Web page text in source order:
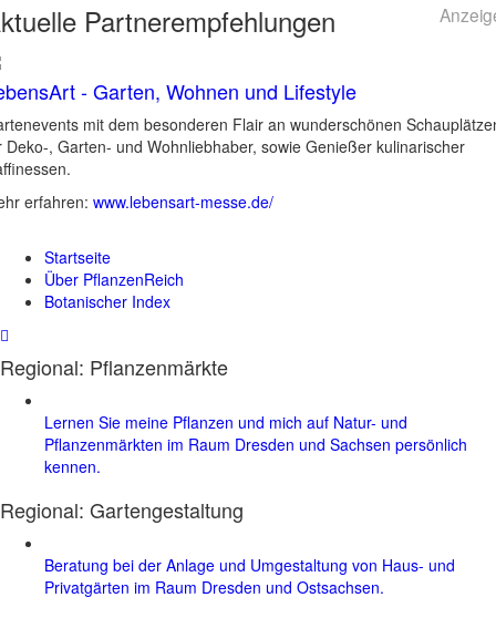
Partnerempfehlungen
- Garten, Wohnen und Lifestyle
mit dem besonderen Flair an wunderschönen
Deko-, Garten- und Wohnliebhaber, sowie Genießer kulinarischer
erfahren: www.lebensart-messe.de/
Startseite
Über PflanzenReich
Botanischer Index
Regional: Pflanzenmärkte
Lernen Sie meine Pflanzen und mich auf Natur- und
Pflanzenmärkten im Raum Dresden und Sachsen persönlich
kennen.
Regional: Gartengestaltung
Beratung bei der Anlage und Umgestaltung von Haus- und
Privatgärten im Raum Dresden und Ostsachsen.